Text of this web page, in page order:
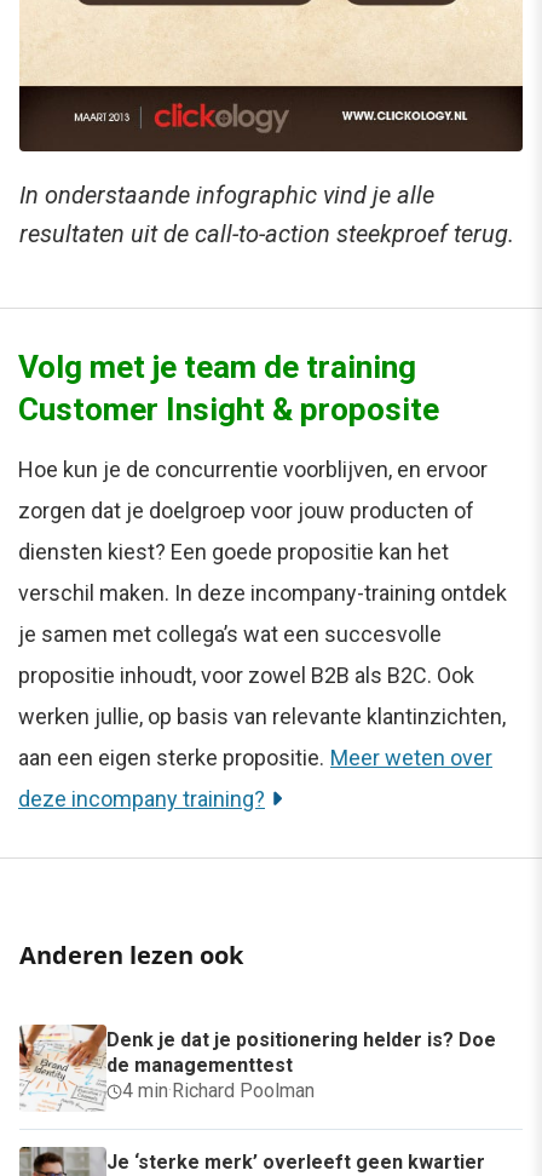
In onderstaande infographic vind je alle
resultaten uit de call-to-action steekproef terug.
Volg met je team de training
Customer Insight & proposite
Hoe kun je de concurrentie voorblijven, en ervoor
zorgen dat je doelgroep voor jouw producten of
diensten kiest? Een goede propositie kan het
verschil maken. In deze incompany-training ontdek
je samen met collega’s wat een succesvolle
propositie inhoudt, voor zowel B2B als B2C. Ook
werken jullie, op basis van relevante klantinzichten,
aan een eigen sterke propositie. Meer weten over
deze incompany training?
Anderen lezen ook
Denk je dat je positionering helder is? Doe
de managementtest
4 min· Richard Poolman
Je ‘sterke merk’ overleeft geen kwartier